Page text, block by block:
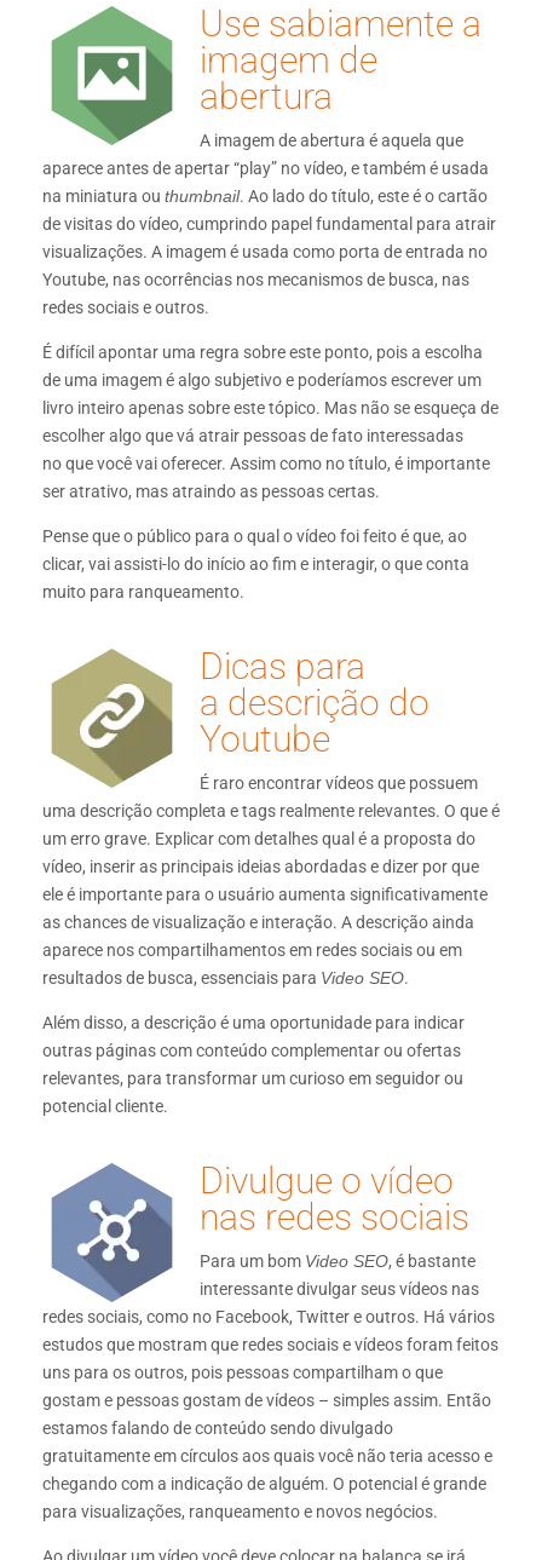
Use sabiamente a
imagem de
abertura
A imagem de abertura é aquela que
aparece antes de apertar “play” no vídeo, e também é usada
na miniatura ou thumbnail. Ao lado do título, este é o cartão
de visitas do vídeo, cumprindo papel fundamental para atrair
visualizações. A imagem é usada como porta de entrada no
Youtube, nas ocorrências nos mecanismos de busca, nas
redes sociais e outros.
É difícil apontar uma regra sobre este ponto, pois a escolha
de uma imagem é algo subjetivo e poderíamos escrever um
livro inteiro apenas sobre este tópico. Mas não se esqueça de
escolher algo que vá atrair pessoas de fato interessadas
no que você vai oferecer. Assim como no título, é importante
ser atrativo, mas atraindo as pessoas certas.
Pense que o público para o qual o vídeo foi feito é que, ao
clicar, vai assisti-lo do início ao fim e interagir, o que conta
muito para ranqueamento.
Dicas para
a descrição do
Youtube
É raro encontrar vídeos que possuem
uma descrição completa e tags realmente relevantes. O que é
um erro grave. Explicar com detalhes qual é a proposta do
vídeo, inserir as principais ideias abordadas e dizer por que
ele é importante para o usuário aumenta significativamente
as chances de visualização e interação. A descrição ainda
aparece nos compartilhamentos em redes sociais ou em
resultados de busca, essenciais para Video SEO.
Além disso, a descrição é uma oportunidade para indicar
outras páginas com conteúdo complementar ou ofertas
relevantes, para transformar um curioso em seguidor ou
potencial cliente.
Divulgue o vídeo
nas redes sociais
Para um bom Video SEO, é bastante
interessante divulgar seus vídeos nas
redes sociais, como no Facebook, Twitter e outros. Há vários
estudos que mostram que redes sociais e vídeos foram feitos
uns para os outros, pois pessoas compartilham o que
gostam e pessoas gostam de vídeos – simples assim. Então
estamos falando de conteúdo sendo divulgado
gratuitamente em círculos aos quais você não teria acesso e
chegando com a indicação de alguém. O potencial é grande
para visualizações, ranqueamento e novos negócios.